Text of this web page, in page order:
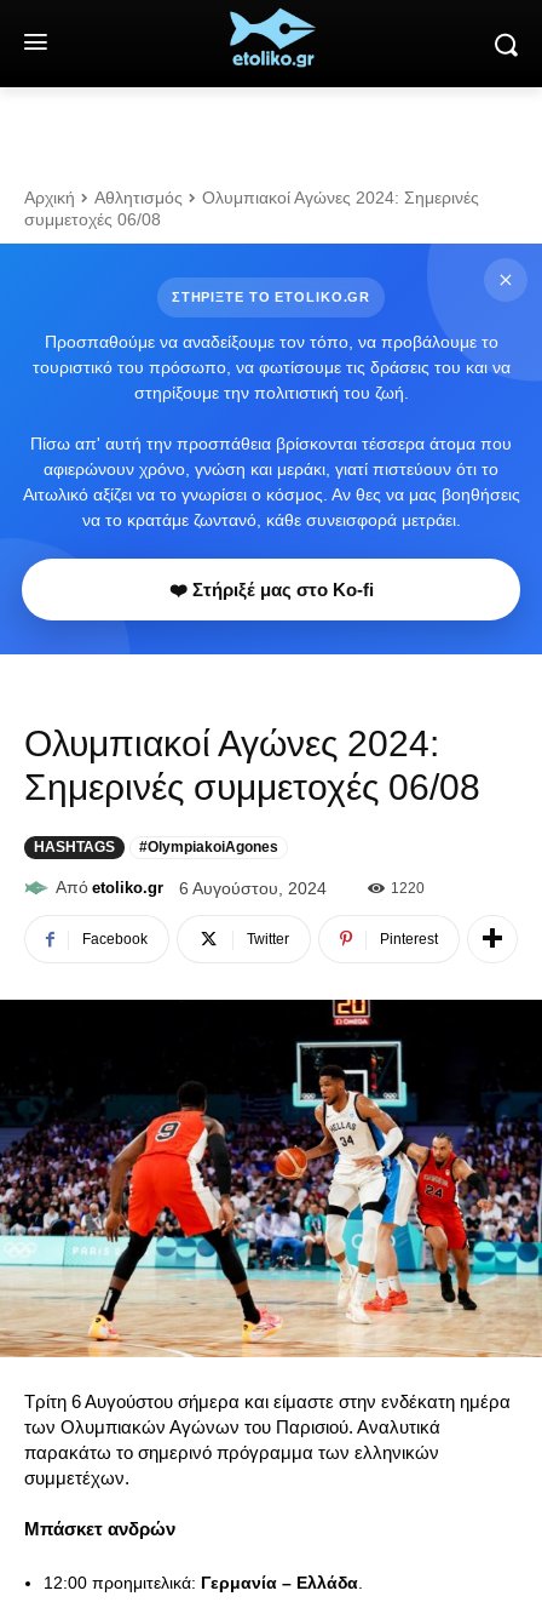
Αρχική Αθλητισμός
Ολυμπιακοί Αγώνες 2024: Σημερινές
συμμετοχές 06/08
ΣΤΗΡΙΞΤΕ ΤΟ ETOLIKO.GR
Προσπαθούμε να αναδείξουμε τον τόπο, να προβάλουμε το
τουριστικό του πρόσωπο, να φωτίσουμε τις δράσεις του και να
στηρίξουμε την πολιτιστική του ζωή.
Πίσω απ' αυτή την προσπάθεια βρίσκονται τέσσερα άτομα που
αφιερώνουν χρόνο, γνώση και μεράκι, γιατί πιστεύουν ότι το
Αιτωλικό αξίζει να το γνωρίσει ο κόσμος. Αν θες να μας βοηθήσεις
να το κρατάμε ζωντανό, κάθε συνεισφορά μετράει.
❤️ Στήριξέ μας στο Ko-fi
Ολυμπιακοί Αγώνες 2024:
Σημερινές συμμετοχές 06/08
HASHTAGS #OlympiakoiAgones
Από etoliko.gr 6 Αυγούστου, 2024 1220
Facebook Twitter Pinterest
Τρίτη 6 Αυγούστου σήμερα και είμαστε στην ενδέκατη ημέρα
των Ολυμπιακών Αγώνων του Παρισιού. Αναλυτικά
παρακάτω το σημερινό πρόγραμμα των ελληνικών
συμμετέχων.
Μπάσκετ ανδρών
12:00 προημιτελικά: Γερμανία – Ελλάδα.